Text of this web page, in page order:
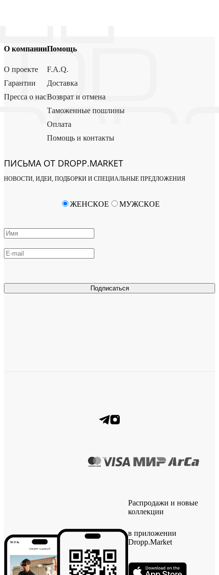
О компании
О проекте
Гарантии
Пресса о нас
Помощь
F.A.Q.
Доставка
Возврат и отмена
Таможенные пошлины
Оплата
Помощь и контакты
ПИСЬМА ОТ DROPP.MARKET
НОВОСТИ, ИДЕИ, ПОДБОРКИ И СПЕЦИАЛЬНЫЕ ПРЕДЛОЖЕНИЯ
Подписаться
ЖЕНСКОЕ МУЖСКОЕ
Распродажи и новые
коллекции
в приложении
Dropp.Market